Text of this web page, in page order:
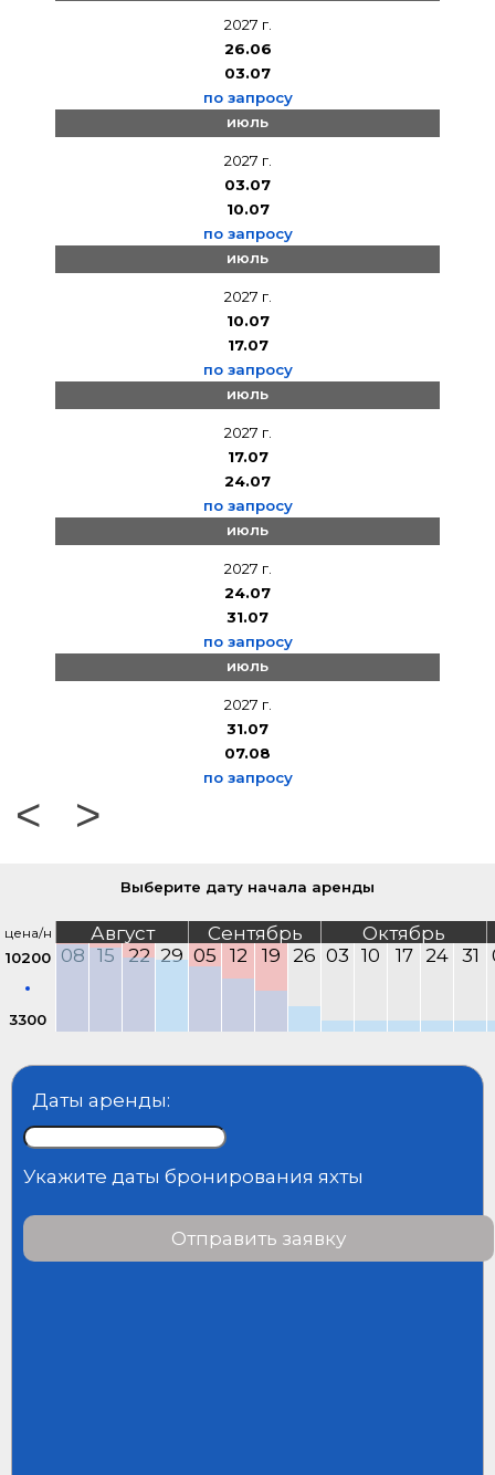
2027 г.
26.06
03.07
по запросу
июль
2027 г.
03.07
10.07
по запросу
июль
2027 г.
10.07
17.07
по запросу
июль
2027 г.
17.07
24.07
по запросу
июль
2027 г.
24.07
31.07
по запросу
июль
2027 г.
31.07
07.08
по запросу
< >
Выберите дату начала аренды
цена/н
10200
3300
Август Сентябрь
Октябрь
08 15 22 29 05 12 19 26 03 10 17 24 31
Даты аренды:
Укажите даты бронирования яхты
Отправить заявку